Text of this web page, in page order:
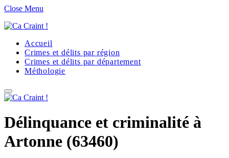
Close Menu
Accueil
Crimes et délits par région
Crimes et délits par département
Méthologie
Délinquance et criminalité à
Artonne (63460)